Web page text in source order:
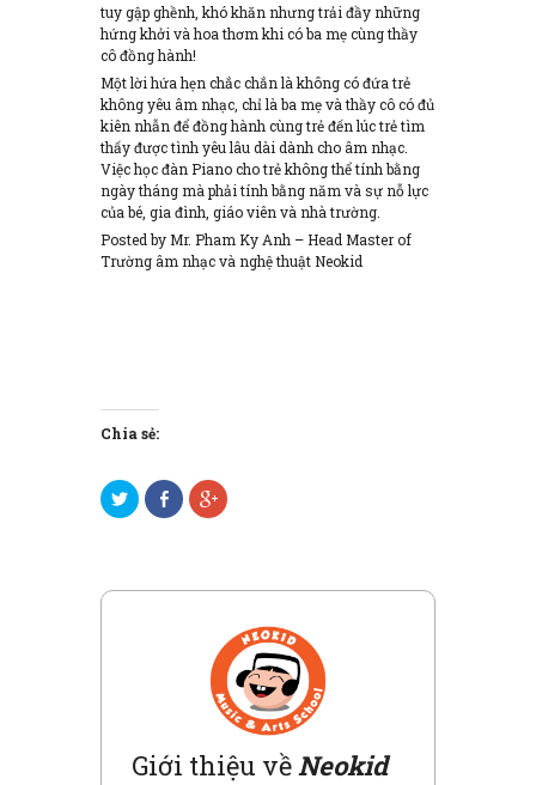
tuy gập ghềnh, khó khăn nhưng trải đầy những
hứng khởi và hoa thơm khi có ba mẹ cùng thầy
cô đồng hành!
Một lời hứa hẹn chắc chắn là không có đứa trẻ
không yêu âm nhạc, chỉ là ba mẹ và thầy cô có đủ
kiên nhẫn để đồng hành cùng trẻ đến lúc trẻ tìm
thấy được tình yêu lâu dài dành cho âm nhạc.
Việc học đàn Piano cho trẻ không thể tính bằng
ngày tháng mà phải tính bằng năm và sự nỗ lực
của bé, gia đình, giáo viên và nhà trường.
Posted by Mr. Pham Ky Anh – Head Master of
Trường âm nhạc và nghệ thuật Neokid
Chia sẻ:
B
ấ
i
t
S
h
F
e
n
B
ấ
i
ẻ
t
n
G
g
l
Giới thiệu vềNeokid